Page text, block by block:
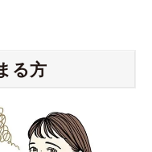
る方